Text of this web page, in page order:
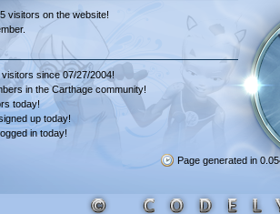
visitors on the website!
visitors since 07/27/2004!
in the Carthage community!
today!
up today!
in today!
Page generated in